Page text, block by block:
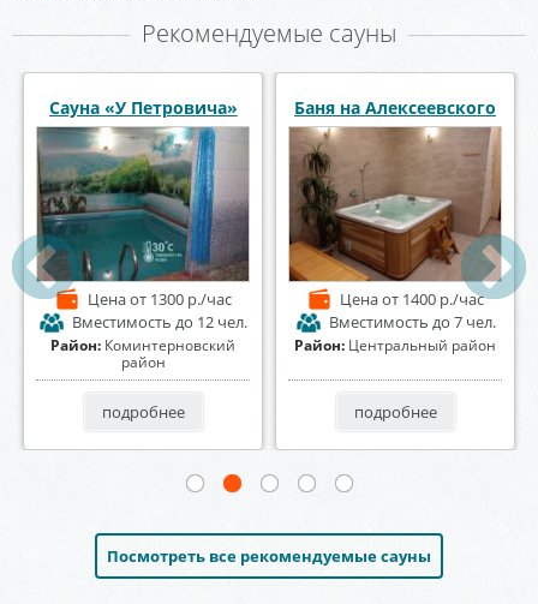
Рекомендуемые сауны
Баня на Донской
Ценаот 1000 р./час
Вместимость до 25 чел.
Район: Коминтерновский
район
подробнее
Центр отдыха
Первомайский
Ценаот 1100 р./час
Вместимость до 15 чел.
Район:Советский район
подробнее
Посмотреть все рекомендуемые сауны